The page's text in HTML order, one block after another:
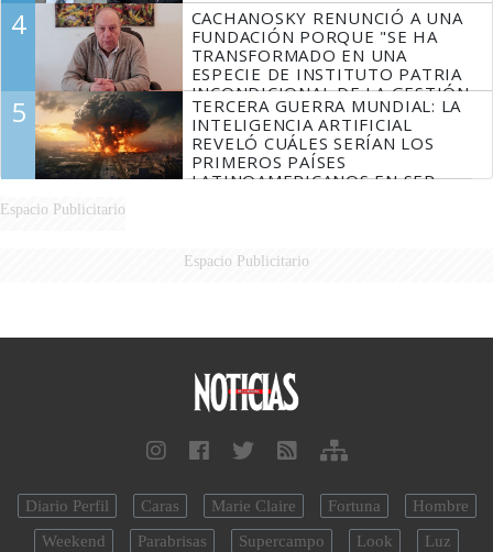
4
CACHANOSKY RENUNCIÓ A UNA
FUNDACIÓN PORQUE "SE HA
TRANSFORMADO EN UNA
ESPECIE DE INSTITUTO PATRIA
INCONDICIONAL DE LA GESTIÓN
DE MILEI"
5
TERCERA GUERRA MUNDIAL: LA
INTELIGENCIA ARTIFICIAL
REVELÓ CUÁLES SERÍAN LOS
PRIMEROS PAÍSES
LATINOAMERICANOS EN SER
Espacio Publicitario
Espacio Publicitario
Diario Perfil Caras Marie Claire Fortuna
Hombre
Weekend
Parabrisas Supercampo Look Luz